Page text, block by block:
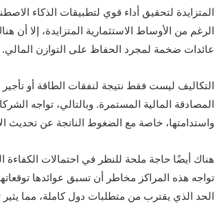
المتزايدة لتحقيق أداء قوي لتطبيقات الذكاء
الرغم من الأوساط الاستثمارية المتزايدة، إلا أن
عائدات ضخمة لمجرد الحفاظ على التوازن المالي.
التكاليف ليست فقط نتيجة لنفقات الطاقة أو تأجير
المصادقة المالية المستمرة. وبالتالي، تواجه
واستدامتها، خاصة مع الضغوط الناتجة عن تحديث
هناك أيضًا حاجة ملحة للنظر في احتمالات الكفاءة
تواجه هذه المراكز مخاطر أن تسبق عوائدها
الحد الذي يقترب من متطلبات دول كاملة، مما